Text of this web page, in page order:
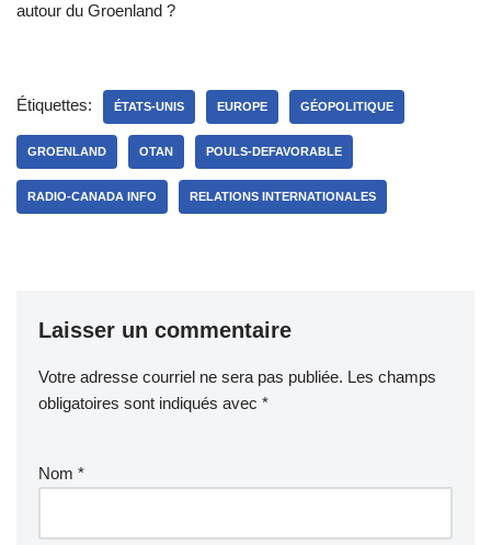
autour du Groenland ?
Étiquettes: ÉTATS-UNIS EUROPE GÉOPOLITIQUE
GROENLAND OTAN POULS-DEFAVORABLE
RADIO-CANADA INFO RELATIONS INTERNATIONALES
Laisser un commentaire
Votre adresse courriel ne sera pas publiée. Les champs
obligatoires sont indiqués avec *
Nom *